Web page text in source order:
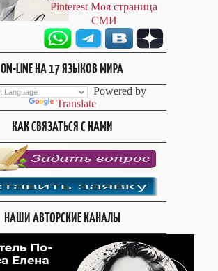
Pinterest Моя страница
СМИ
ON-LINE НА 17 ЯЗЫКОВ МИРА
Powered by
Translate
КАК СВЯЗАТЬСЯ С НАМИ
НАШИ АВТОРСКИЕ КАНАЛЫ